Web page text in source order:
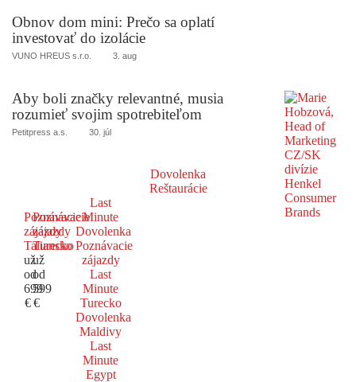
Obnov dom mini: Prečo sa oplatí
investovať do izolácie
VUNO HREUS s.r.o. 3. aug
Aby boli značky relevantné, musia
rozumieť svojim spotrebiteľom
Petitpress a.s. 30. júl
Dovolenka
Reštaurácie
Poznávacie
zájazdy
Taliansko
už
od
699
€
Poznávacie
zájazdy
Turecko
už
od
599
€
Last
Minute
Dovolenka
Poznávacie
zájazdy
Last
Minute
Turecko
Dovolenka
Maldivy
Last
Minute
Egypt